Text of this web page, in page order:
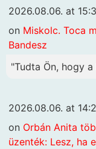
2026.08.06. at
on Miskolc. Toca
Bandesz
"Tudta Ön, hogy
2026.08.06. at
on Orbán Anita
üzenték: Lesz, ha